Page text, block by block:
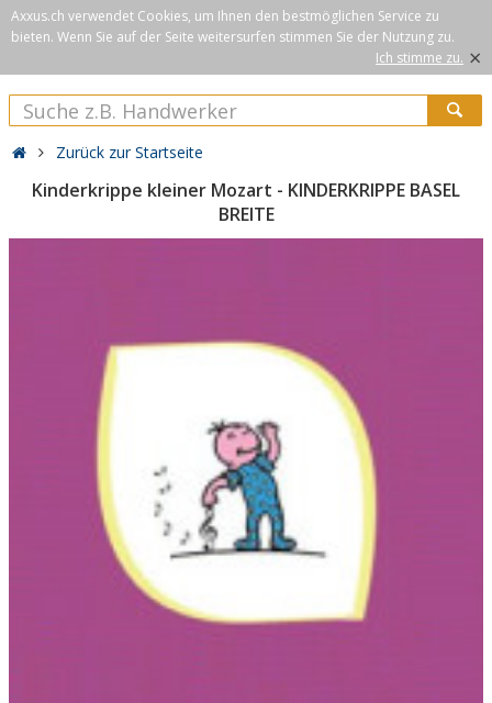
Axxus.ch verwendet Cookies, um Ihnen den bestmöglichen Service zu
bieten. Wenn Sie auf der Seite weitersurfen stimmen Sie der Nutzung zu.
Ich stimme zu. ×
Zurück zur Startseite
Kinderkrippe kleiner Mozart - KINDERKRIPPE BASEL
BREITE